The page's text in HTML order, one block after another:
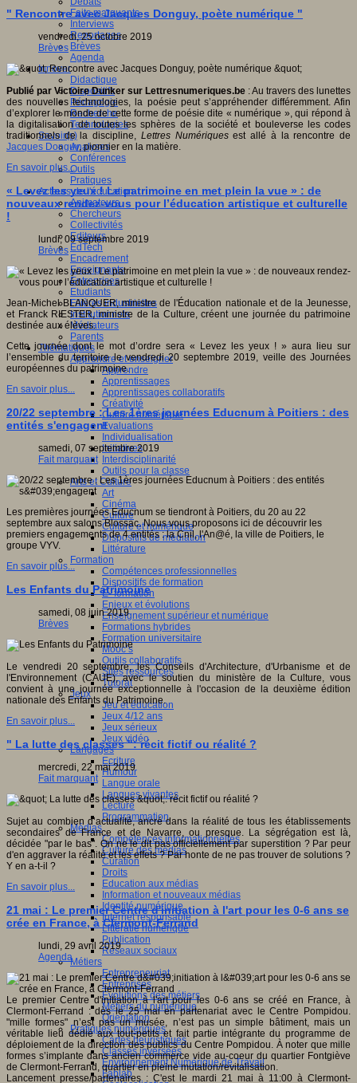
Faits marquants
Interviews
Reportages
Brèves
Agenda
Innover
Didactique
Dispositifs
Pédagogie
Recherche
Technologies
Savoir(s)
Analyses
Conférences
Outils
Pratiques
Acteurs de l'éducation
Animateurs
Chercheurs
Collectivités
Editeurs
EdTech
Encadrement
Enseignants
Entreprises
Etudiants
Filières industrielles
Institutionnels
Médiateurs
Parents
Thématiques
Apprendre et enseigner
Apprendre
Apprentissages
Apprentissages collaboratifs
Créativité
Culture numérique
Evaluations
Individualisation
Initiatives
Interdisciplinarité
Outils pour la classe
Arts et Culture
Art
Cinéma
Culture
Culture et numérique
Dispositifs de médiation
Littérature
Formation
Compétences professionnelles
Dispositifs de formation
E- formation
Enjeux et évolutions
Enseignement supérieur et numérique
Formations hybrides
Formation universitaire
Mooc’s
Outils collaboratifs
Sites ressources
Tutorat
Jeux
Jeu et éducation
Jeux 4/12 ans
Jeux sérieux
Jeux vidéo
Langages
Ecriture
Humour
Langue orale
Langues vivantes
Lecture
Programmation
Médias
Compétences informationnelles
Culture des médias
Curation
Droits
Education aux médias
Information et nouveaux médias
Identité numérique
Internet responsable
Littératie numérique
Publication
Réseaux sociaux
Métiers
Entrepreneuriat
Entreprises
Evolutions des métiers
Métiers du numérique
Orientation
Pratiques numériques
Cartes heuristiques
Classes inversées
Environnement Numérique de Travail
Fablab
" Rencontre avec Jacques Donguy, poète numérique "
vendredi, 25 octobre 2019
Brèves
Publié par Victoire Dunker sur Lettresnumeriques.be : Au travers des lunettes
des nouvelles technologies, la poésie peut s’appréhender différemment. Afin
d’explorer le monde de cette forme de poésie dite « numérique », qui répond à
la digitalisation de toutes les sphères de la société et bouleverse les codes
traditionnels de la discipline, Lettres Numériquesest allé à la rencontre de
Jacques Donguy, pionnier en la matière.
En savoir plus...
« Levez les yeux ! Le patrimoine en met plein la vue » : de
nouveaux rendez-vous pour l’éducation artistique et culturelle
!
lundi, 09 septembre 2019
Brèves
Jean-Michel BLANQUER, ministre de l'Éducation nationale et de la Jeunesse,
et Franck RIESTER, ministre de la Culture, créent une journée du patrimoine
destinée aux élèves.
Cette journée dont le mot d’ordre sera « Levez les yeux ! » aura lieu sur
l’ensemble du territoire le vendredi 20 septembre 2019, veille des Journées
européennes du patrimoine.
En savoir plus...
20/22 septembre : Les 1ères journées Educnum à Poitiers : des
entités s'engagent
samedi, 07 septembre 2019
Fait marquant
Les premières journées Educnum se tiendront à Poitiers, du 20 au 22
septembre aux salons Blossac. Nous vous proposons ici de découvrir les
premiers engagements de 4 entités : la Cnil, l'An@é, la ville de Poitiers, le
groupe VYV.
En savoir plus...
Les Enfants du Patrimoine
samedi, 08 juin 2019
Brèves
Le vendredi 20 septembre, les Conseils d'Architecture, d'Urbanisme et de
l'Environnement (CAUE), avec le soutien du ministère de la Culture, vous
convient à une journée exceptionnelle à l'occasion de la deuxième édition
nationale des Enfants du Patrimoine.
En savoir plus...
" La lutte des classes ": récit fictif ou réalité ?
mercredi, 22 mai 2019
Fait marquant
Sujet au combien d’actualité, ancré dans la réalité de tous les établissements
secondaires de France et de Navarre, ou presque. La ségrégation est là,
décidée "par le bas". On ne le dit pas officiellement par superstition ? Par peur
d'en aggraver la réalité et les effets ? Par honte de ne pas trouver de solutions ?
Y en a-t-il ?
En savoir plus...
21 mai : Le premier Centre d'initiation à l'art pour les 0-6 ans se
crée en France, à Clermont-Ferrand
lundi, 29 avril 2019
Agenda
Le premier Centre d'initiation à l'art pour les 0-6 ans se créé en France, à
Clermont-Ferrand : dès le 25 mai en partenariat avec le Centre Pompidou.
"mille formes" n’est pas un musée, n’est pas un simple bâtiment, mais un
véritable lieu dédié aux tout-petits et fait partie intégrante du programme de
déploiement de la direction des publics du Centre Pompidou. À noter que mille
formes s’implante dans ancien commerce vide au-coeur du quartier Fontgiève
de Clermont-Ferrand, quartier en pleine mutation/revitalisation.
Lancement presse/partenaires : C'est le mardi 21 mai à 11:00 à Clermont-